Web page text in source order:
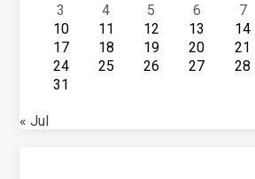
3
4 5 6 7
10
11 12 13 14
17
18 19 20 21
24
25 26 27 28
31
« Jul